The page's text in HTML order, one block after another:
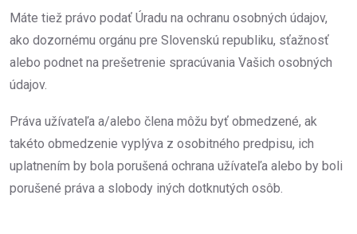
Máte tiež právo podať Úradu na ochranu osobných údajov,
ako dozornému orgánu pre Slovenskú republiku, sťažnosť
alebo podnet na prešetrenie spracúvania Vašich osobných
údajov.
Práva užívateľa a/alebo člena môžu byť obmedzené, ak
takéto obmedzenie vyplýva z osobitného predpisu, ich
uplatnením by bola porušená ochrana užívateľa alebo by boli
porušené práva a slobody iných dotknutých osôb.